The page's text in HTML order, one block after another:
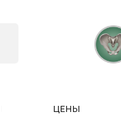
ЦЕНЫ